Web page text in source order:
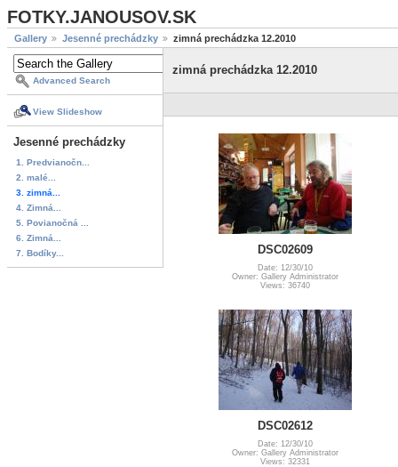
FOTKY.JANOUSOV.SK
Gallery Jesenné prechádzky zimná prechádzka 12.2010
Advanced Search
View Slideshow
Jesenné prechádzky
1. Predvianočn...
2. malé...
3. zimná...
4. Zimná...
5. Povianočná ...
6. Zimná...
7. Bodíky...
zimná prechádzka 12.2010
DSC02609
Date: 12/30/10
Owner: Gallery Administrator
Views: 36740
DSC02612
Date: 12/30/10
Owner: Gallery Administrator
Views: 32331